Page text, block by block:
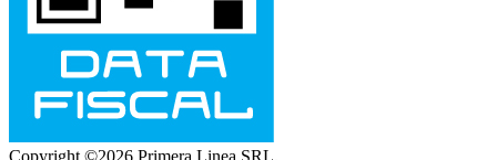
Copyright ©2026 Primera Linea SRL.